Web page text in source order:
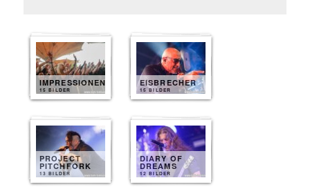
IMPRESSIONEN
15 BILDER
EISBRECHER
15 BILDER
PROJECT
PITCHFORK
13 BILDER
DIARY OF
DREAMS
12 BILDER